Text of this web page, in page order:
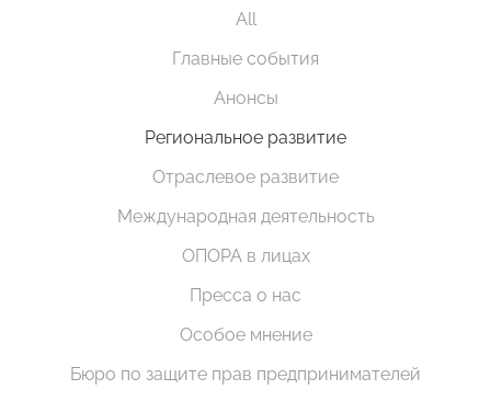
All
Главные события
Анонсы
Региональное развитие
Отраслевое развитие
Международная деятельность
ОПОРА в лицах
Пресса о нас
Особое мнение
Бюро по защите прав предпринимателей